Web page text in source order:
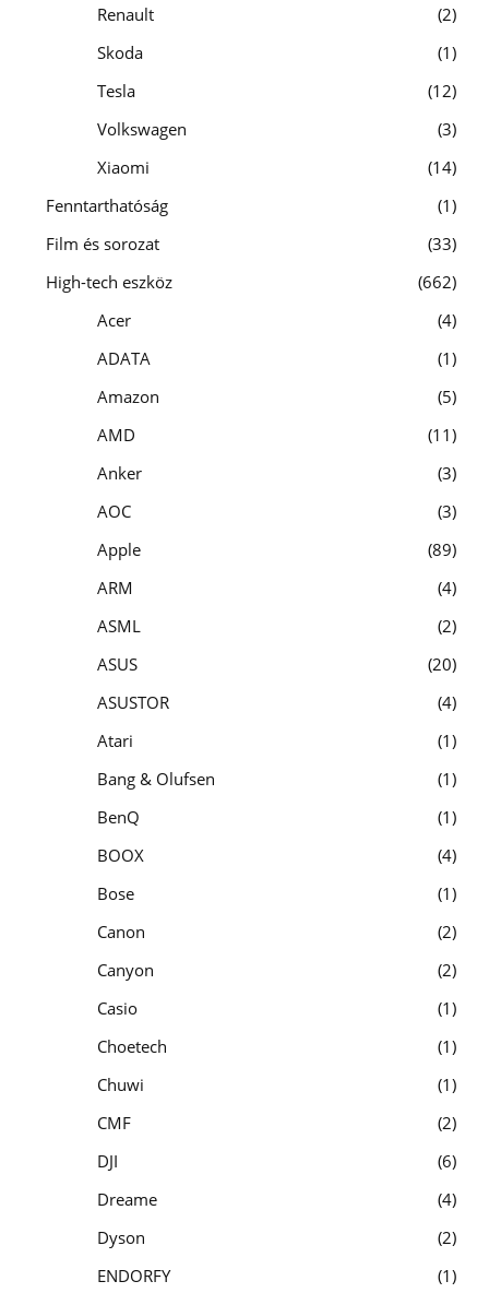
Renault
2
Skoda
1
Tesla
12
Volkswagen
3
Xiaomi
14
Fenntarthatóság
1
Film és sorozat
33
High-tech eszköz
662
Acer
4
ADATA
1
Amazon
5
AMD
11
Anker
3
AOC
3
Apple
89
ARM
4
ASML
2
ASUS
20
ASUSTOR
4
Atari
1
Bang & Olufsen
1
BenQ
1
BOOX
4
Bose
1
Canon
2
Canyon
2
Casio
1
Choetech
1
Chuwi
1
CMF
2
DJI
6
Dreame
4
Dyson
2
ENDORFY
1